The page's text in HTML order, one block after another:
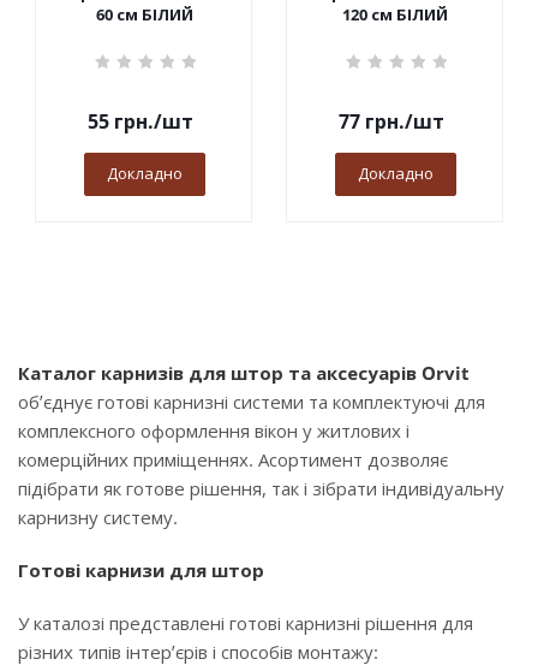
60 см БІЛИЙ
55грн./шт
Докладно
120 см БІЛИЙ
77грн./шт
Докладно
Каталог карнизів для штор та аксесуарів Orvit
об’єднує готові карнизні системи та комплектуючі для
комплексного оформлення вікон у житлових і
комерційних приміщеннях. Асортимент дозволяє
підібрати як готове рішення, так і зібрати індивідуальну
карнизну систему.
Готові карнизи для штор
У каталозі представлені готові карнизні рішення для
різних типів інтер’єрів і способів монтажу: